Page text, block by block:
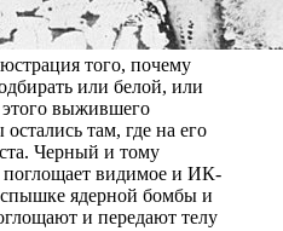
того, почему
или белой, или
выжившего
там, где на его
Черный и тому
видимое и ИК-
ядерной бомбы и
и передают телу